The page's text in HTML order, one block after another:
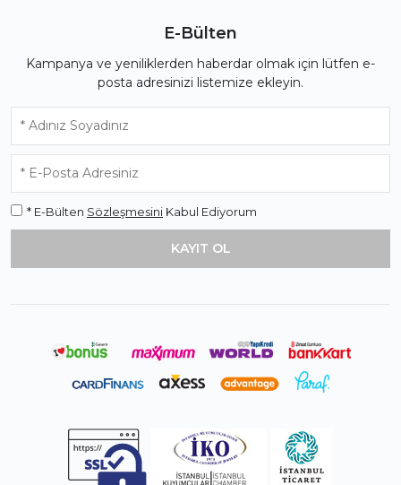
E-Bülten
Kampanya ve yeniliklerden haberdar olmak için lütfen e-
posta adresinizi listemize ekleyin.
* E-Bülten Sözleşmesini Kabul Ediyorum